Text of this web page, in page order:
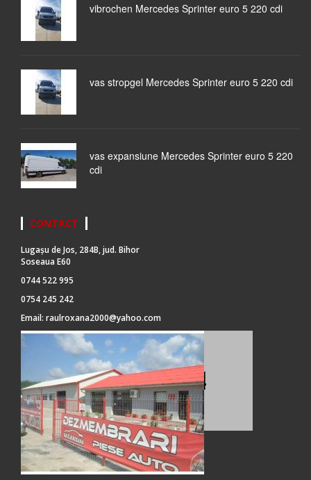
vibrochen Mercedes Sprinter euro 5 220 cdi
vas stropgel Mercedes Sprinter euro 5 220 cdi
vas expansiune Mercedes Sprinter euro 5 220
cdi
CONTACT
Lugașu de Jos, 284B, jud. Bihor
Soseaua E60
0744 522 995
0754 245 242
Email: raulroxana2000@yahoo.com